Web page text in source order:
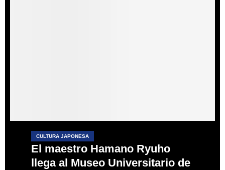
CULTURA JAPONESA
El maestro Hamano Ryuho
llega al Museo Universitario de